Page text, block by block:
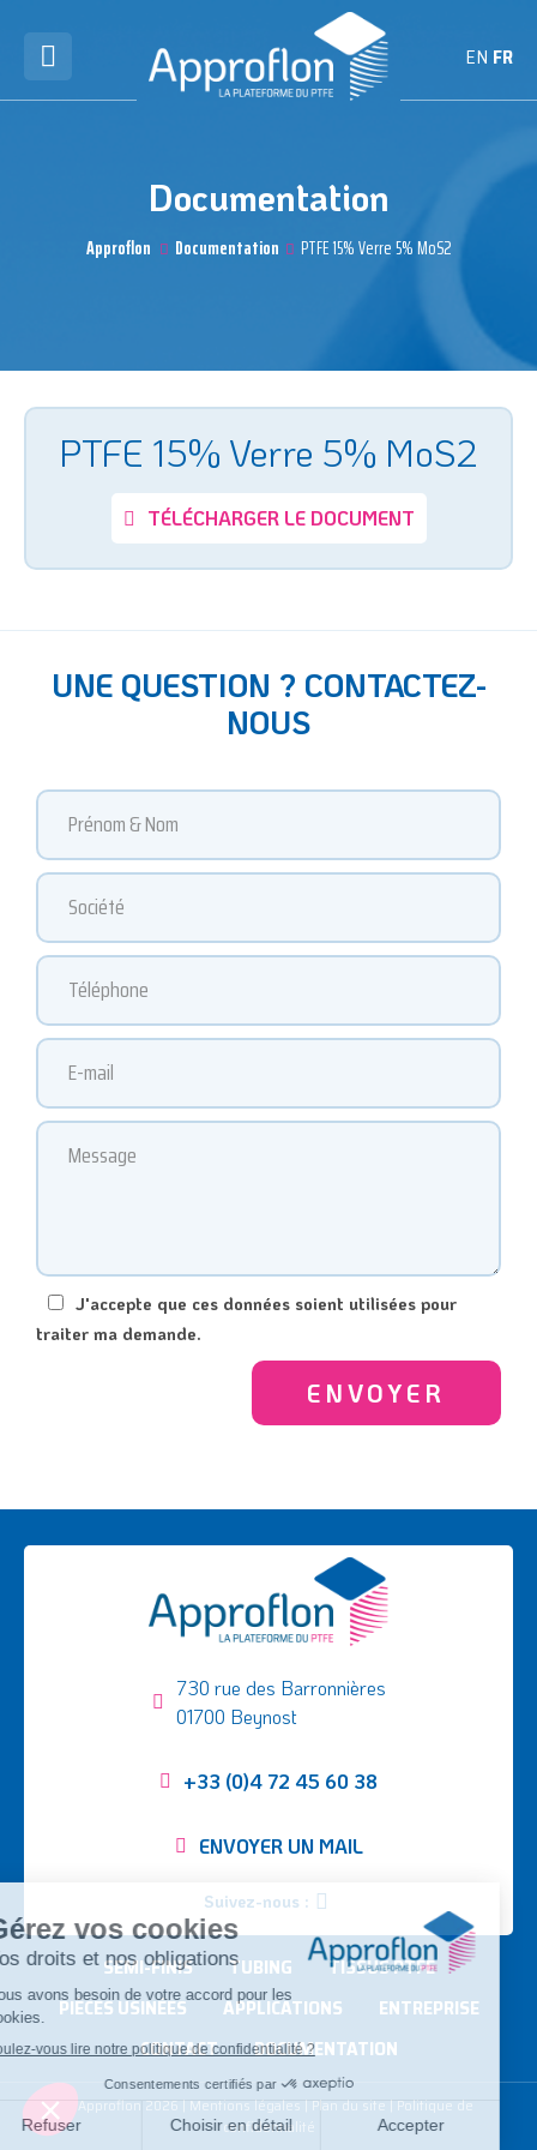
EN FR
Documentation
Approflon Documentation PTFE 15% Verre 5% MoS2
PTFE 15% Verre 5% MoS2
TÉLÉCHARGER LE DOCUMENT
UNE QUESTION ? CONTACTEZ-
NOUS
J'accepte que ces données soient utilisées pour
traiter ma demande.
730 rue des Barronnières
01700 Beynost
+33 (0)4 72 45 60 38
ENVOYER UN MAIL
Suivez-nous :
SEMI-FINIS TUBING
TISSUS PTFE
PIÈCES USINÉES
APPLICATIONS
ENTREPRISE
CONTACT
DOCUMENTATION
©Approflon 2026 | Mentions légales | Plan du site | Politique de
confidentialité